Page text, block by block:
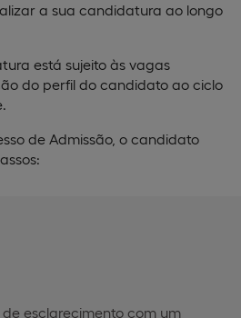
a sua candidatura ao longo
está sujeito às vagas
do perfil do candidato ao ciclo
de Admissão, o candidato
esclarecimento com um